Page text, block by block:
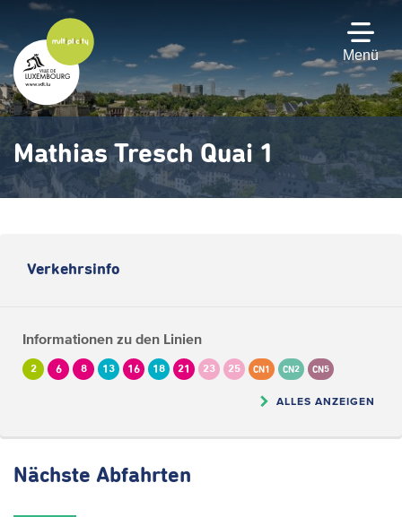
Hauptinhalt
gehen
Menü
Mathias Tresch Quai 1
Verkehrsinfo
Informationen zu den Linien
2 6 8 13 16 18 21 23 25 CN1 CN2 CN5
ALLES ANZEIGEN
Nächste Abfahrten